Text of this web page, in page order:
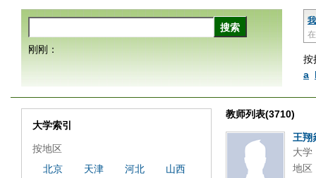
按
a
刚刚：
教师列表(3710)
王翔
大学
地区
大学索引
按地区
北京
天津 河北
山西